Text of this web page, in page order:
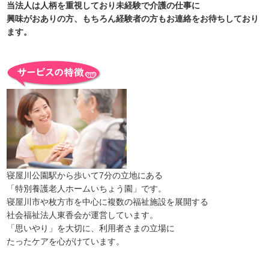
当法人は人柄を重視しており未経験で介護の仕事に
興味がおありの方、もちろん経験者の方もお連絡をお待ちしており
ます。
寝屋川公園駅から歩いて7分の立地にある
「特別養護老人ホームいちょう園」です。
寝屋川市や枚方市を中心に複数の福祉施設を展開する
社会福祉法人東香会が運営しています。
「思いやり」を大切に、利用者さまの立場に
たったケアを心がけています。